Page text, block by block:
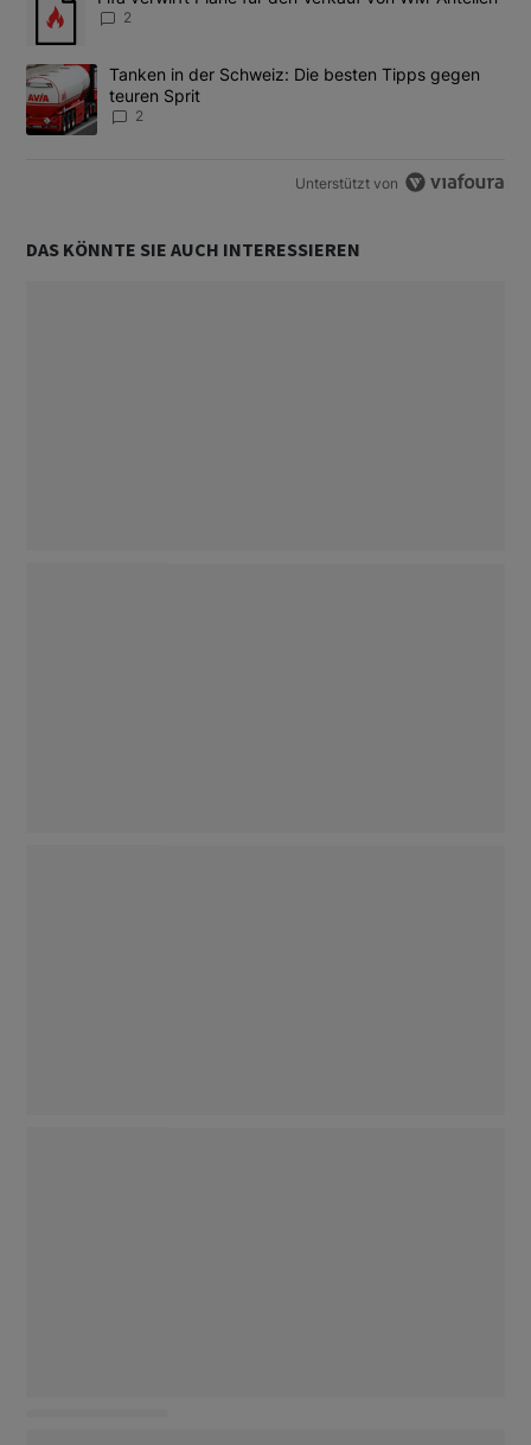
2
Ein Trendartikel mit dem Titel "Tanken in der Schweiz: Die
Tanken in der Schweiz: Die besten Tipps gegen
teuren Sprit
2
Unterstützt von
DAS KÖNNTE SIE AUCH INTERESSIEREN